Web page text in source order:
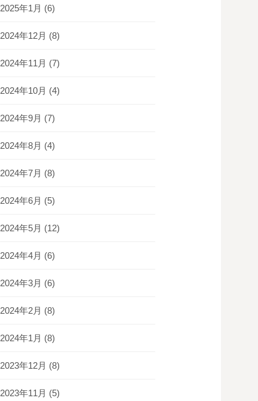
2025年1月 (6)
2024年12月 (8)
2024年11月 (7)
2024年10月 (4)
2024年9月 (7)
2024年8月 (4)
2024年7月 (8)
2024年6月 (5)
2024年5月 (12)
2024年4月 (6)
2024年3月 (6)
2024年2月 (8)
2024年1月 (8)
2023年12月 (8)
2023年11月 (5)